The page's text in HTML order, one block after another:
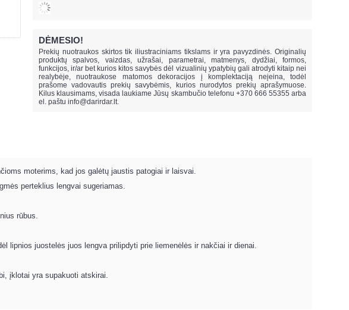
DĖMESIO!
Prekių nuotraukos skirtos tik iliustraciniams tikslams ir yra pavyzdinės. Originalių
produktų spalvos, vaizdas, užrašai, parametrai, matmenys, dydžiai, formos,
funkcijos, ir/ar bet kurios kitos savybės dėl vizualinių ypatybių gali atrodyti kitaip nei
realybėje, nuotraukose matomos dekoracijos į komplektaciją neįeina,todėl
prašome vadovautis prekių savybėmis, kurios nurodytos prekių aprašymuose.
Kilus klausimams, visada laukiame Jūsų skambučio telefonu +370 666 55355 arba
el. paštu info@darirdar.lt.
moterims, kad jos galėtų jaustis patogiai ir laisvai.
perteklius lengvai sugeriamas.
rūbus.
lipnios juostelės juos lengva prilipdyti prie liemenėlės ir nakčiai ir dienai.
įklotai yra supakuoti atskirai.